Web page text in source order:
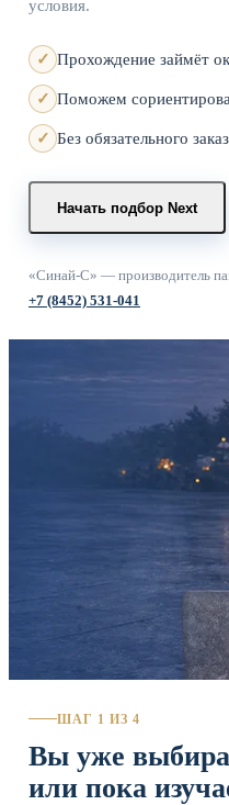
условия.
Прохождение займёт
Поможем
Без обязательного
Начать подбор Next
«Синай-С» — производитель
+7 (8452) 531-041
ШАГ 1 ИЗ 4
Вы уже
или пока